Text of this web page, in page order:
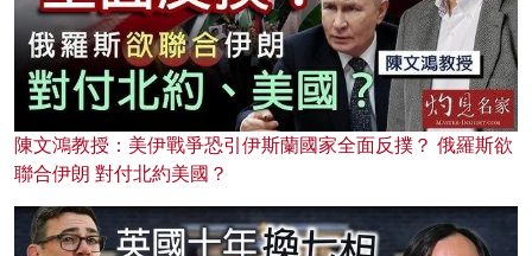
陳文鴻教授：美伊戰爭恐引伊斯蘭國家全面反撲？ 俄羅斯欲
聯合伊朗 對付北約美國？